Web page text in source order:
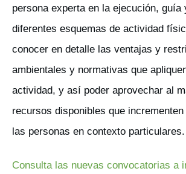
persona experta en la ejecución, guía
diferentes esquemas de actividad
conocer en detalle las ventajas y
ambientales y normativas que
actividad, y así poder aprovechar al
recursos disponibles que
las personas en contexto
Consulta las nuevas convocatorias a